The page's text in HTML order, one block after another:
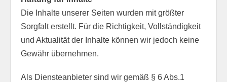
Die Inhalte unserer Seiten wurden mit größter
Sorgfalt erstellt. Für die Richtigkeit, Vollständigkeit
und Aktualität der Inhalte können wir jedoch keine
Gewähr übernehmen.
Als Diensteanbieter sind wir gemäß § 6 Abs.1